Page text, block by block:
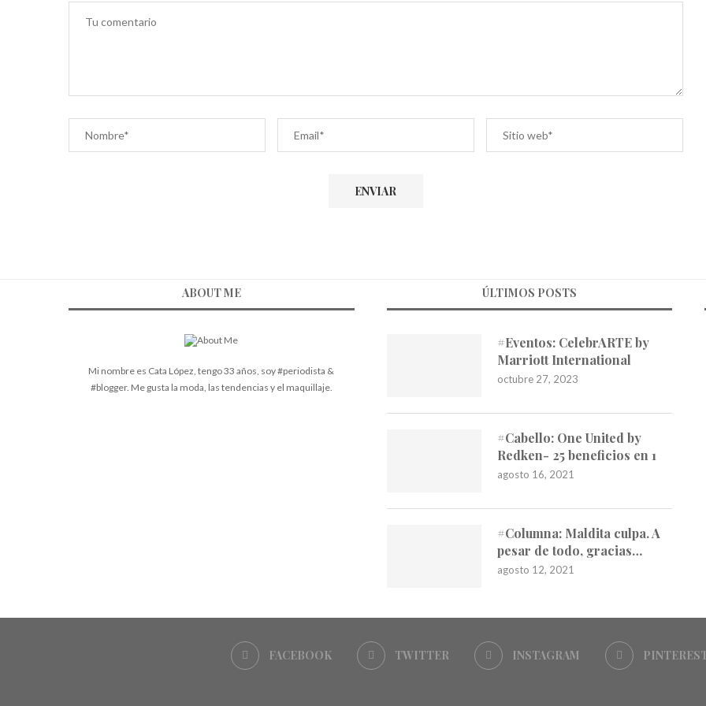
ABOUT ME
Mi nombre es Cata López, tengo 33 años, soy #periodista &
#blogger. Me gusta la moda, las tendencias y el maquillaje.
ÚLTIMOS POSTS
#Eventos: CelebrARTE by
Marriott International
octubre 27, 2023
#Cabello: One United by
Redken- 25 beneficios en 1
agosto 16, 2021
#Columna: Maldita culpa. A
pesar de todo, gracias…
agosto 12, 2021
FACEBOOK TWITTER INSTAGRAM